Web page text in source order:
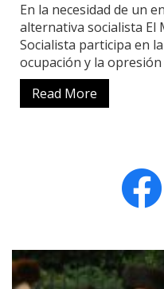
En la necesidad de un
alternativa socialista El
Socialista participa en
ocupación y la opresión
Read More
facebook